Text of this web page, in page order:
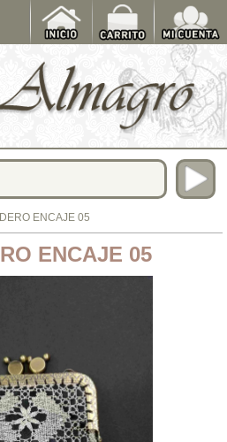
ENCAJE 05
ENCAJE 05